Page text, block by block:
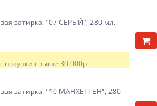
затирка. "07 СЕРЫЙ", 280 мл.
покупки свыше 30 000р
затирка. "10 МАНХЕТТЕН", 280